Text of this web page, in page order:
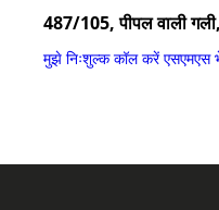
487/105, पीपल वाली गली,
मुझे निःशुल्क कॉल करें एसएमएस